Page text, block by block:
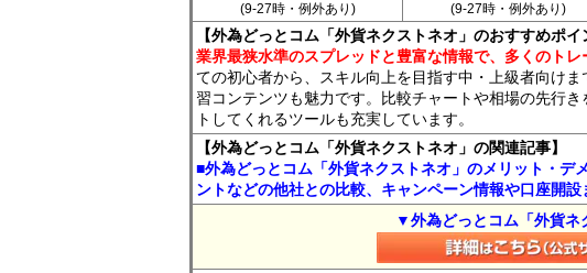
(9-27時・例外あり) (9-27時・例外あり)
【外為どっとコム「外貨ネクストネオ」のおすすめポイ
業界最狭水準のスプレッドと豊富な情報で、多くのト
ての初心者から、スキル向上を目指す中・上級者向け
習コンテンツも魅力です。比較チャートや相場の先行
トしてくれるツールも充実しています。
【外為どっとコム「外貨ネクストネオ」の関連記事】
■外為どっとコム「外貨ネクストネオ」のメリット・デ
ントなどの他社との比較、キャンペーン情報や口座開設
▼外為どっとコム「外貨ネ